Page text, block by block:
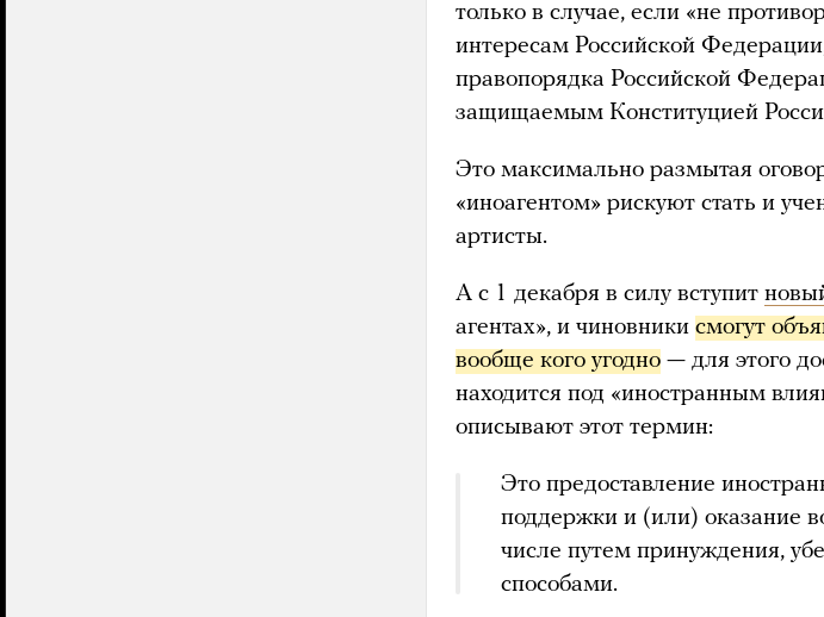
только в случае, если «не
интересам Российской
правопорядка Российской
защищаемым Конституцией
Это максимально размытая
«иноагентом» рискуют стать и
артисты.
А с 1 декабря в силу вступит
агентах», и чиновники смогут
вообще кого угодно — для этого
находится под «иностранным
описывают этот термин:
Это предоставление
поддержки и (или) оказание
числе путем принуждения,
способами.